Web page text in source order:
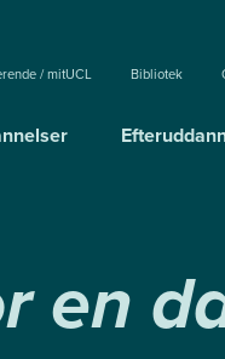
/ mitUCL Bibliotek
en